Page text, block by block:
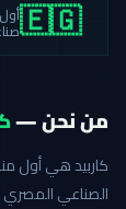
🇪🇬
من نحن —
الصناعي